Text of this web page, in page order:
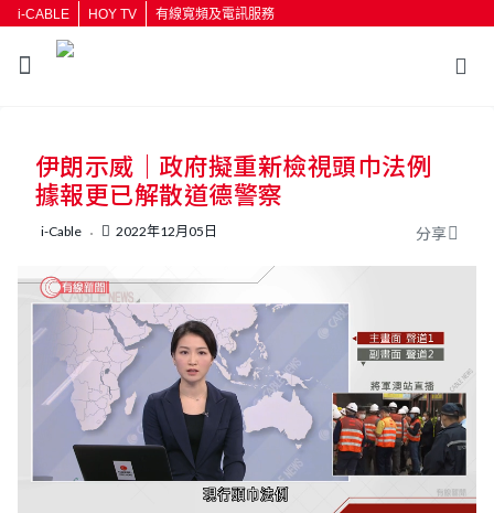
i-CABLE HOY TV 有線寬頻及電訊服務
按輸入鍵開始搜尋
伊朗示威｜政府擬重新檢視頭巾法例
據報更已解散道德警察
i-Cable 2022年12月05日 分享